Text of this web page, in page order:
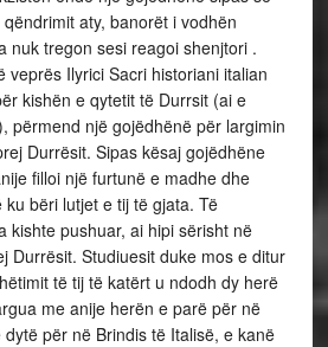
aty, banorët i vodhën
nuk tregon sesi reagoi shenjtori .
veprës Ilyrici Sacri historiani italian
kishën e qytetit të Durrsit (ai e
përmend një gojëdhënë për largimin
Durrësit. Sipas kësaj gojëdhëne
filloi një furtunë e madhe dhe
bëri lutjet e tij të gjata. Të
kishte pushuar, ai hipi sërisht në
Durrësit. Studiuesit duke mos e ditur
të tij të katërt u ndodh dy herë
me anije herën e parë për në
për në Brindis të Italisë, e kanë